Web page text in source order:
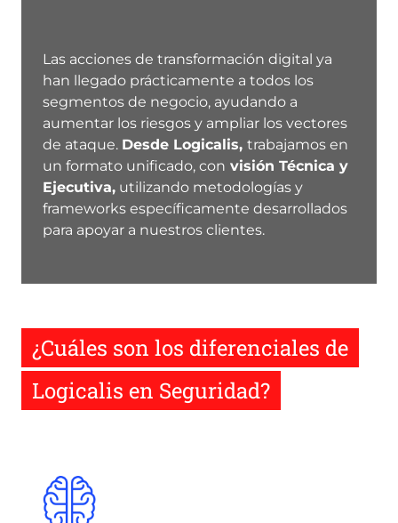
Las acciones de transformación digital ya
han llegado prácticamente a todos los
segmentos de negocio, ayudando a
aumentar los riesgos y ampliar los vectores
de ataque. Desde Logicalis, trabajamos en
un formato unificado, con visión Técnica y
Ejecutiva, utilizando metodologías y
frameworks específicamente desarrollados
para apoyar a nuestros clientes.
¿Cuáles son los diferenciales de
Logicalis en Seguridad?